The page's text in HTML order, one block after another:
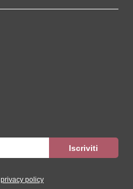
privacy policy